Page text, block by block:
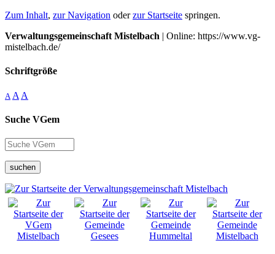
Zum Inhalt, zur Navigation oderzur Startseite springen.
Verwaltungsgemeinschaft Mistelbach | Online: https://www.vg-
mistelbach.de/
Schriftgröße
A A A
Suche VGem
suchen